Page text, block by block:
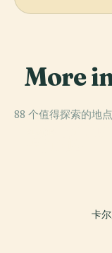
More
88 个值得探索的地
PLACE
卡